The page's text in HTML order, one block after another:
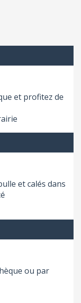
et profitez de
et calés dans
ou par